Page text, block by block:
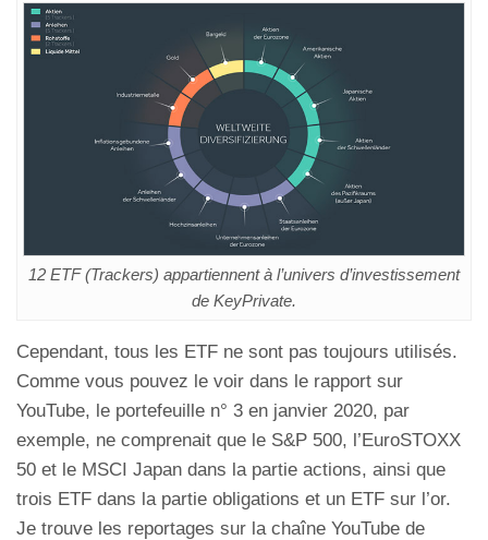
12 ETF (Trackers) appartiennent à l’univers d’investissement
de KeyPrivate.
Cependant, tous les ETF ne sont pas toujours utilisés.
Comme vous pouvez le voir dans le rapport sur
YouTube, le portefeuille n° 3 en janvier 2020, par
exemple, ne comprenait que le S&P 500, l’EuroSTOXX
50 et le MSCI Japan dans la partie actions, ainsi que
trois ETF dans la partie obligations et un ETF sur l’or.
Je trouve les reportages sur la chaîne YouTube de